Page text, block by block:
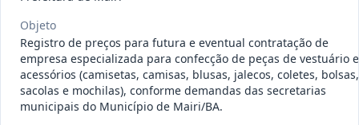
Situação: Publicada Data:15/07/2026 Ver detalhes
009/2026
credenciamento de pessoa
Objeto
Registro de preços para futura e eventual contratação de
empresa especializada para confecção de peças de vestuário e
acessórios (camisetas, camisas, blusas, jalecos, coletes, bolsas,
sacolas e mochilas), conforme demandas das secretarias
municipais do Município de Mairi/BA.